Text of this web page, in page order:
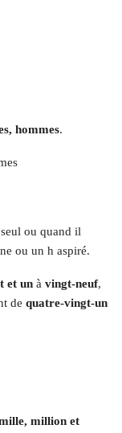
hommes.
ou quand il
ou un h aspiré.
et un à vingt-neuf,
de quatre-vingt-un
million et